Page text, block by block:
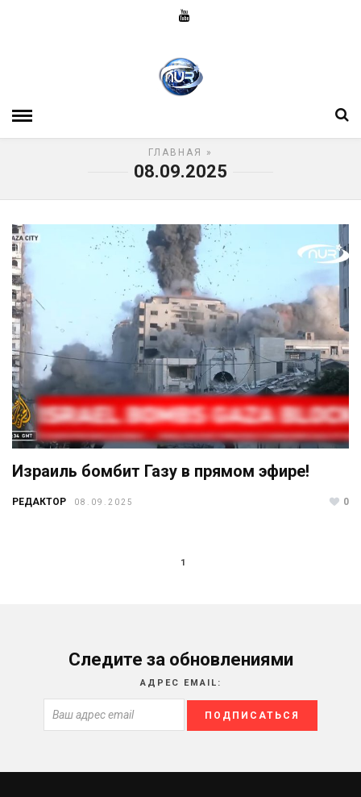
ГЛАВНАЯ »
08.09.2025
Израиль бомбит Газу в прямом эфире!
РЕДАКТОР 08.09.2025 0
1
Следите за обновлениями
АДРЕС EMAIL: